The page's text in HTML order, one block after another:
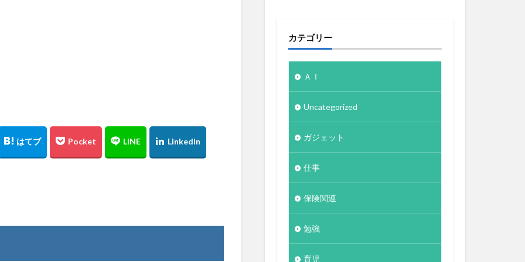
カテゴリー
ＡＩ
Uncategorized
ガジェット
仕事
保険関連
勉強
育児